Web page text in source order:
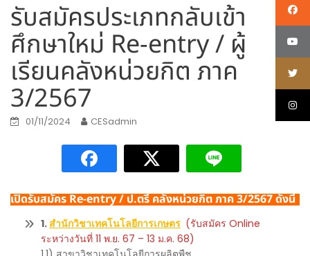
รับสมัครประเภทกลับเข้า
ศึกษาใหม่ Re-entry / ผู้
เรียนคลังหน่วยกิต ภาค
3/2567
01/11/2024 CESadmin
เปิดรับสมัคร Re-entry / ป.ตรี คลังหน่วยกิต ภาค 3/2567ดังนี้
1. สำนักวิชาเทคโนโลยีการเกษตร (รับสมัคร Online
ระหว่างวันที่ 11 พ.ย. 67 – 13 ม.ค. 68)